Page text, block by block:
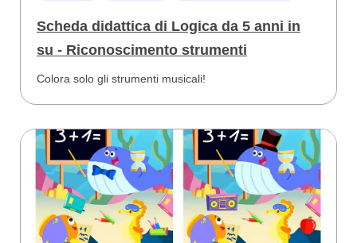
Scheda didattica di Logica da 5 anni in
su - Riconoscimento strumenti
Colora solo gli strumenti musicali!